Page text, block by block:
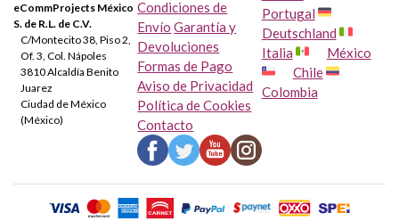
eCommProjects México
S. de R.L. de C.V.
C/Montecito 38, Piso 2,
Of. 3, Col. Nápoles
3810 Alcaldía Benito
Juarez
Ciudad de México
(México)
Condiciones de
Envío Garantía y
Devoluciones
Formas de Pago
Aviso de Privacidad
Política de Cookies
Contacto
Portugal
Deutschland
Italia
México
Chile
Colombia